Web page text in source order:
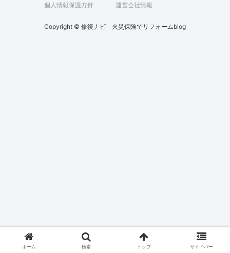
ホーム 検索 トップ サイドバー
個人情報保護方針 運営会社情報
Copyright © 修復ナビ 火災保険でリフォームblog